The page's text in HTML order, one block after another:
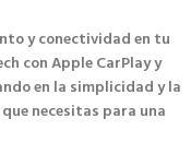
y conectividad en tu
con Apple CarPlay y
en la simplicidad y la
necesitas para una